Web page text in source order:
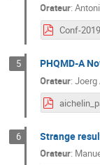
Orateur:
5 PHQMD-A
Orateur:Joerg
6 Strange
Orateur: